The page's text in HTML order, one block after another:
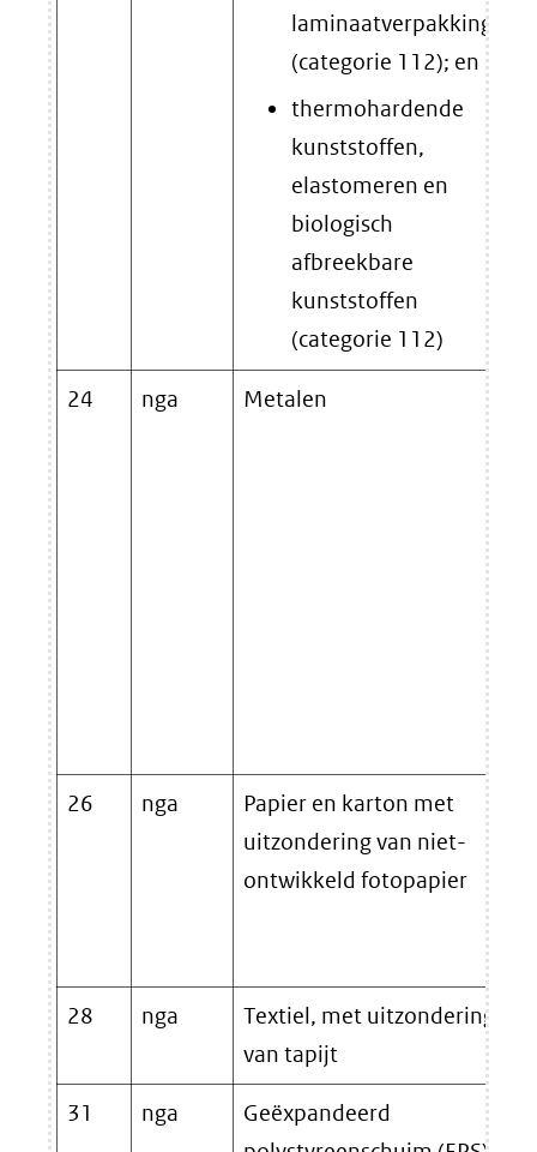
laminaatverpakkingen
(categorie 112); en
thermohardende
kunststoffen,
elastomeren en
biologisch
afbreekbare
kunststoffen
(categorie 112)
24 nga Metalen
26 nga
Papier en karton met
uitzondering van niet-
ontwikkeld fotopapier
28 nga
Textiel, met uitzondering
van tapijt
31 nga
Geëxpandeerd